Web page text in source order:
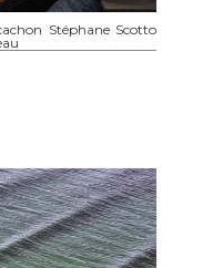
Stéphane Scotto